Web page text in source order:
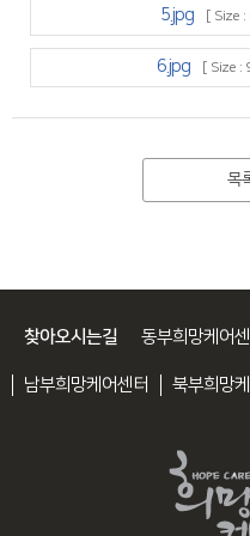
5.jpg [ Size :
6.jpg [ Size :
목
찾아오시는길 동부희망케어
남부희망케어센터 북부희망